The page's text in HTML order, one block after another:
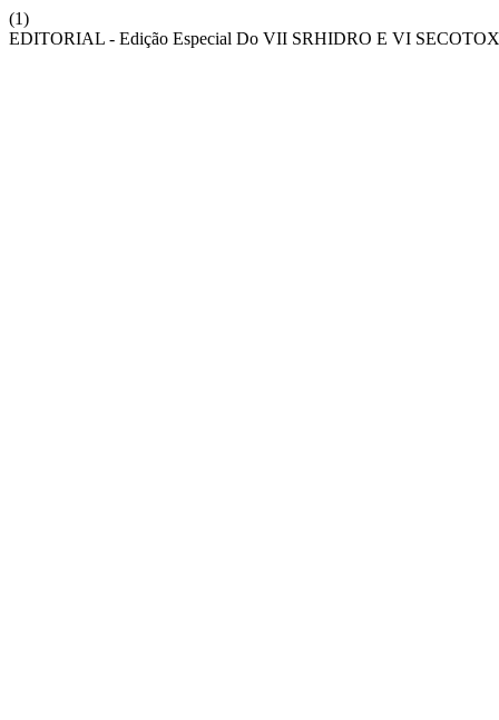
(1)
EDITORIAL - Edição Especial Do VII SRHIDRO E VI